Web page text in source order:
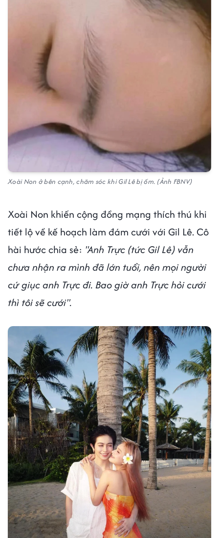
Xoài Non ở bên cạnh, chăm sóc khi Gil Lê bị ốm. (Ảnh FBNV)
Xoài Non khiến cộng đồng mạng thích thú khi
tiết lộ về kế hoạch làm đám cưới với Gil Lê. Cô
hài hước chia sẻ: "Anh Trực (tức Gil Lê) vẫn
chưa nhận ra mình đã lớn tuổi, nên mọi người
cứ giục anh Trực đi. Bao giờ anh Trực hỏi cưới
thì tôi sẽ cưới".